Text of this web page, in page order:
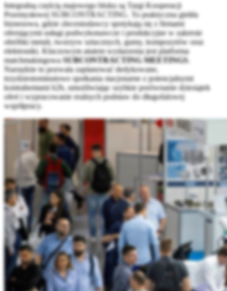
Integralną częścią majowego bloku są Targi Kooperacji
Przemysłowej SUBCONTRACTING. To praktyczna giełda
biznesowa, gdzie zleceniodawcy spotykają się z firmami
oferującymi usługi podwykonawcze i produkcyjne w zakresie
obróbki metali, tworzyw sztucznych, gumy, kompozytów oraz
elektroniki. Kluczowym atutem wydarzenia jest platforma
matchmakingowaSUBCONTRACTING MEETINGS.
Narzędzie to pozwala zaplanować dedykowane,
trzydziestominutowe spotkania stacjonarne z potencjalnymi
kontrahentami b2b, umożliwiając szybkie porównanie dziesiątek
ofert i wypracowanie realnych podstaw do długofalowej
współpracy.